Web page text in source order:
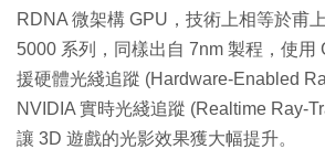
RDNA 微架構 GPU，技術上相等於甫
5000 系列，同樣出自 7nm 製程，使用
援硬體光綫追蹤 (Hardware-Enabled
NVIDIA 實時光綫追蹤 (Realtime Ray-
讓 3D 遊戲的光影效果獲大幅提升。